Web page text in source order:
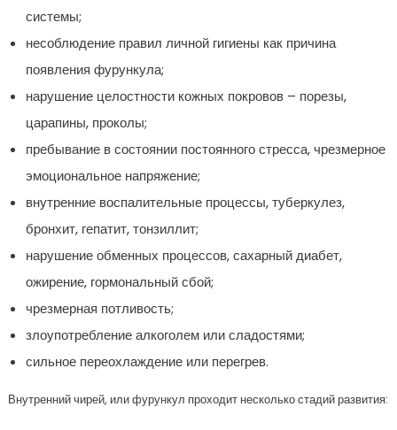
системы;
несоблюдение правил личной гигиены как причина
появления фурункула;
нарушение целостности кожных покровов – порезы,
царапины, проколы;
пребывание в состоянии постоянного стресса, чрезмерное
эмоциональное напряжение;
внутренние воспалительные процессы, туберкулез,
бронхит, гепатит, тонзиллит;
нарушение обменных процессов, сахарный диабет,
ожирение, гормональный сбой;
чрезмерная потливость;
злоупотребление алкоголем или сладостями;
сильное переохлаждение или перегрев.
Внутренний чирей, или фурункул проходит несколько стадий развития: